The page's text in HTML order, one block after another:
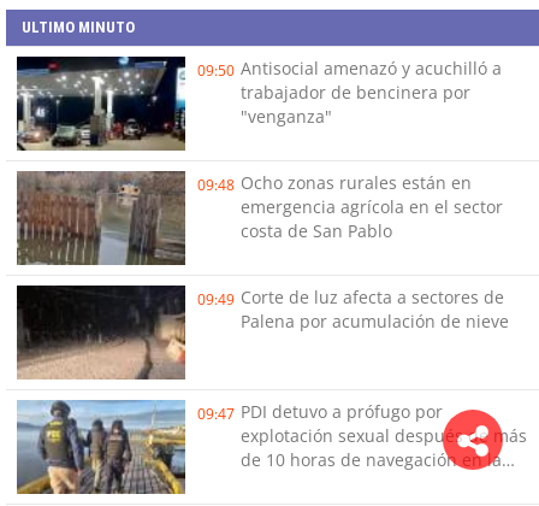
ULTIMO MINUTO
09:50 Antisocial amenazó y acuchilló a
trabajador de bencinera por
"venganza"
09:48 Ocho zonas rurales están en
emergencia agrícola en el sector
costa de San Pablo
09:49 Corte de luz afecta a sectores de
Palena por acumulación de nieve
09:47 PDI detuvo a prófugo por
explotación sexual después de más
de 10 horas de navegación en la